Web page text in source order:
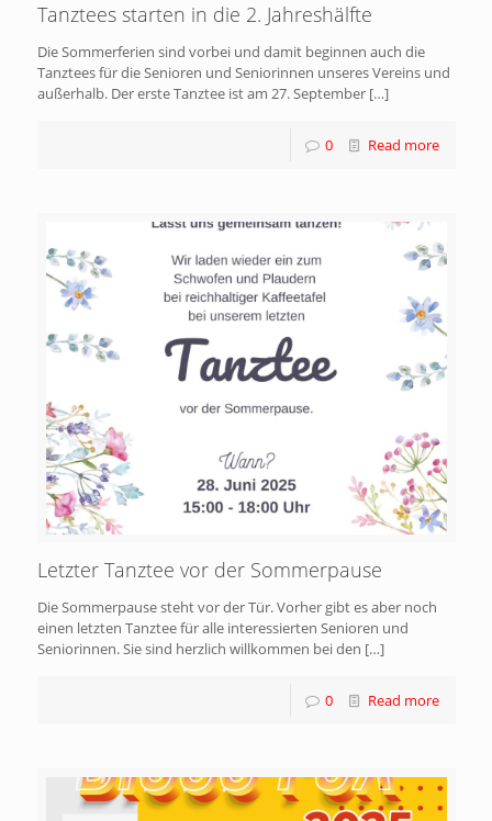
Tanztees starten in die 2. Jahreshälfte
Die Sommerferien sind vorbei und damit beginnen auch die
Tanztees für die Senioren und Seniorinnen unseres Vereins und
außerhalb. Der erste Tanztee ist am 27. September[…]
0 Read more
Letzter Tanztee vor der Sommerpause
Die Sommerpause steht vor der Tür. Vorher gibt es aber noch
einen letzten Tanztee für alle interessierten Senioren und
Seniorinnen. Sie sind herzlich willkommen bei den […]
0 Read more